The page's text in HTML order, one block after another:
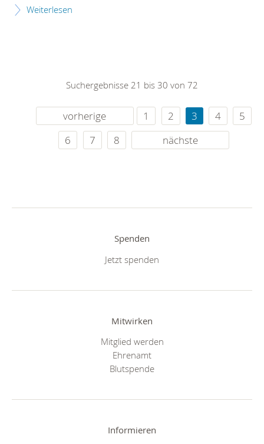
Weiterlesen
Suchergebnisse 21 bis 30 von 72
vorherige 1 2 3 4
5
6
7 8 nächste
Spenden
Jetzt spenden
Mitwirken
Mitglied werden
Ehrenamt
Blutspende
Informieren